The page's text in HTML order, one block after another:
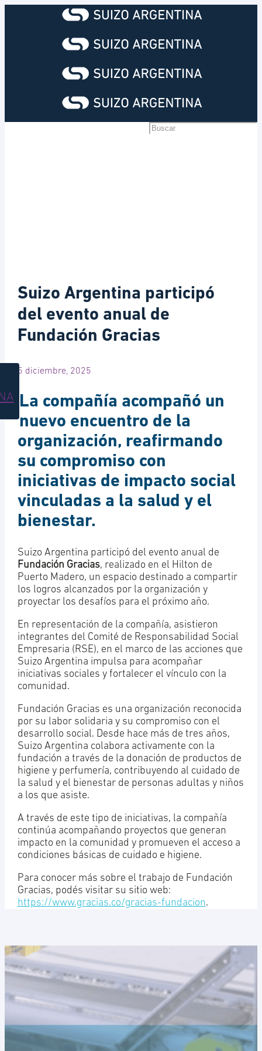
Suizo Argentina participó
del evento anual de
Fundación Gracias
5 diciembre, 2025
La compañía acompañó un
nuevo encuentro de la
organización, reafirmando
su compromiso con
iniciativas de impacto social
vinculadas a la salud y el
bienestar.
Suizo Argentina participó del evento anual de
Fundación Gracias, realizado en el Hilton de
Puerto Madero, un espacio destinado a compartir
los logros alcanzados por la organización y
proyectar los desafíos para el próximo año.
En representación de la compañía, asistieron
integrantes del Comité de Responsabilidad Social
Empresaria (RSE), en el marco de las acciones que
Suizo Argentina impulsa para acompañar
iniciativas sociales y fortalecer el vínculo con la
comunidad.
Fundación Gracias es una organización reconocida
por su labor solidaria y su compromiso con el
desarrollo social. Desde hace más de tres años,
Suizo Argentina colabora activamente con la
fundación a través de la donación de productos de
higiene y perfumería, contribuyendo al cuidado de
la salud y el bienestar de personas adultas y niños
a los que asiste.
A través de este tipo de iniciativas, la compañía
continúa acompañando proyectos que generan
impacto en la comunidad y promueven el acceso a
condiciones básicas de cuidado e higiene.
Para conocer más sobre el trabajo de Fundación
Gracias, podés visitar su sitio web:
https://www.gracias.co/gracias-fundacion.